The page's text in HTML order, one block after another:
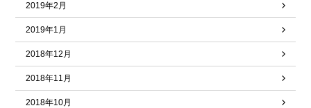
2019年2月
2019年1月
2018年12月
2018年11月
2018年10月